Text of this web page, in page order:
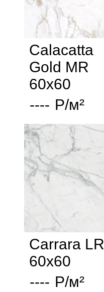
Calacatta
Gold MR
60x60
---- Р/м²
Carrara LR
60x60
---- Р/м²